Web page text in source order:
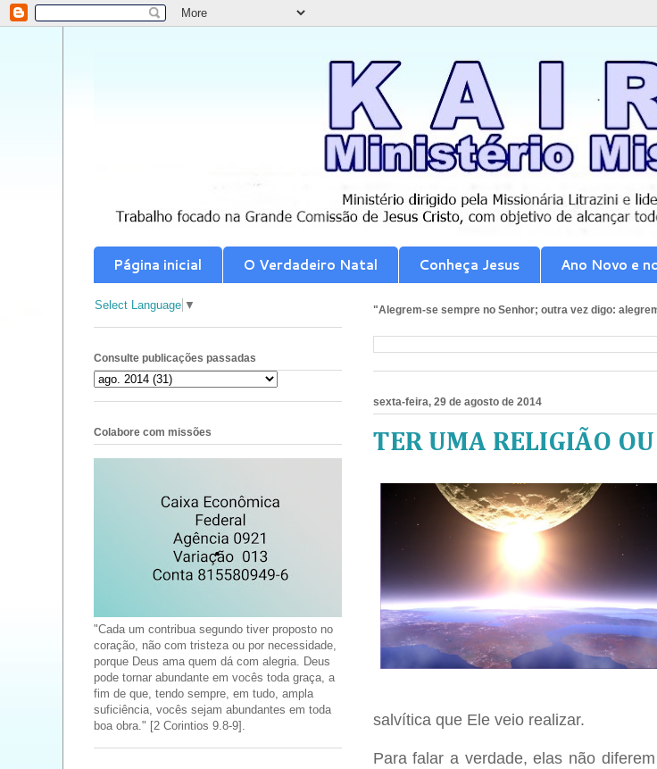
Página inicial O Verdadeiro Natal Conheça Jesus Ano Novo e
"Alegrem-se sempre no Senhor; outra vez digo:
sexta-feira, 29 de agosto de 2014
TER UMA RELIGIÃO OU
salvítica que Ele veio realizar.
Para falar a verdade, elas não
Select Language ▼
Consulte publicações passadas
Colabore com missões
"Cada um contribua segundo tiver proposto no
coração, não com tristeza ou por necessidade,
porque Deus ama quem dá com alegria. Deus
pode tornar abundante em vocês toda graça, a
fim de que, tendo sempre, em tudo, ampla
suficiência, vocês sejam abundantes em toda
boa obra." [2 Corintios 9.8-9].